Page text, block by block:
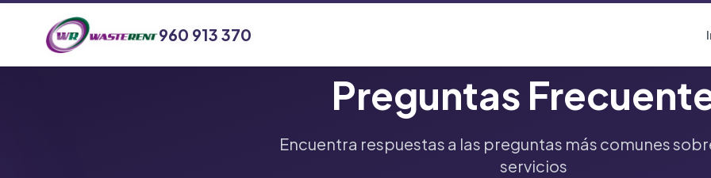
960 913 370
960 913 370
Preguntas
Encuentra respuestas a las preguntas más comunes
servicios